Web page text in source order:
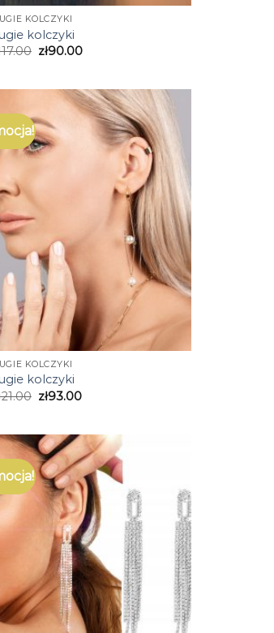
KOLCZYKI
kolczyki
zł90.00
KOLCZYKI
kolczyki
zł93.00